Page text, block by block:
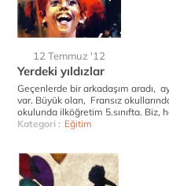
12 Temmuz '12
Yerdeki yıldızlar
Geçenlerde bir arkadaşım aradı,
var. Büyük olan, Fransız
okulunda ilköğretim 5.sınıfta. Biz,
Kategori : Eğitim